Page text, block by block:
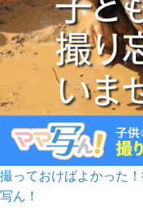
撮っておけばよかった
写ん！